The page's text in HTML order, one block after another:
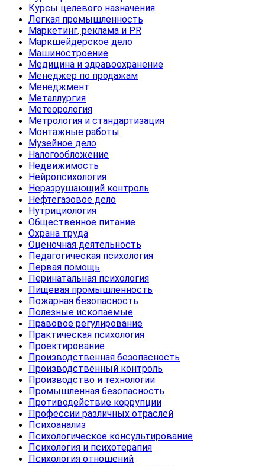
Курсы целевого назначения
Легкая промышленность
Маркетинг, реклама и PR
Маркшейдерское дело
Машиностроение
Медицина и здравоохранение
Менеджер по продажам
Менеджмент
Металлургия
Метеорология
Метрология и стандартизация
Монтажные работы
Музейное дело
Налогообложение
Недвижимость
Нейропсихология
Неразрушающий контроль
Нефтегазовое дело
Нутрициология
Общественное питание
Охрана труда
Оценочная деятельность
Педагогическая психология
Первая помощь
Перинатальная психология
Пищевая промышленность
Пожарная безопасность
Полезные ископаемые
Правовое регулирование
Практическая психология
Проектирование
Производственная безопасность
Производственный контроль
Производство и технологии
Промышленная безопасность
Противодействие коррупции
Профессии различных отраслей
Психоанализ
Психологическое консультирование
Психология и психотерапия
Психология отношений